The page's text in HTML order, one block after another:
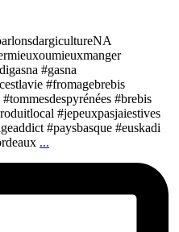
#gasna
#fromagebrebis
#brebis
#jepeuxpasjaiestives
#paysbasque #euskadi
...